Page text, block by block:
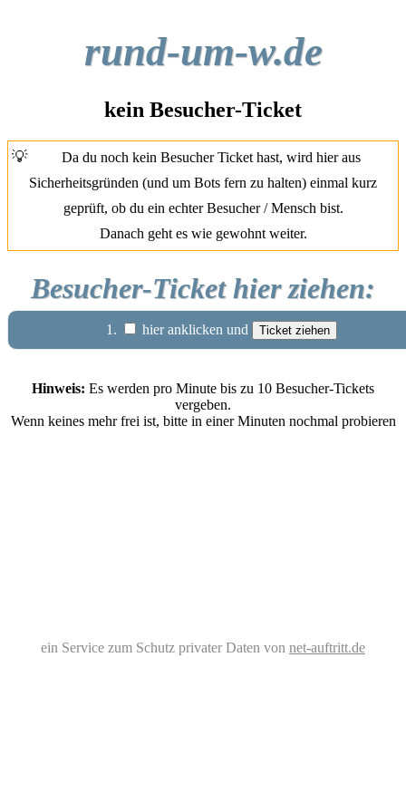
rund-um-w.de
kein Besucher-Ticket
💡
Da du noch kein Besucher Ticket hast, wird hier aus
Sicherheitsgründen (und um Bots fern zu halten) einmal kurz
geprüft, ob du ein echter Besucher / Mensch bist.
Danach geht es wie gewohnt weiter.
Besucher-Ticket hier ziehen:
1. hier anklicken und
Hinweis: Es werden pro Minute bis zu 10 Besucher-Tickets
vergeben.
Wenn keines mehr frei ist, bitte in einer Minuten nochmal probieren
ein Service zum Schutz privater Daten von net-auftritt.de